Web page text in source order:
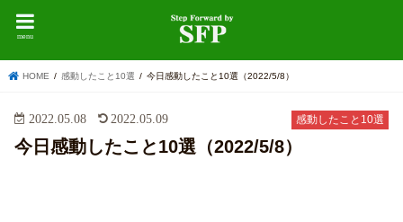
menu
HOME 感動したこと10選 今日感動したこと10選（2022/5/8）
感動したこと10選
2022.05.08 2022.05.09
今日感動したこと10選（2022/5/8）